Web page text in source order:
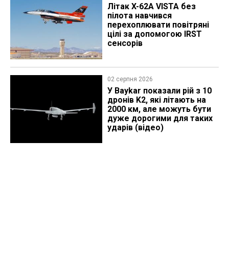
Літак X-62A VISTA без
пілота навчився
перехоплювати повітряні
цілі за допомогою IRST
сенсорів
02 серпня 2026
У Baykar показали рій з 10
дронів K2, які літають на
2000 км, але можуть бути
дуже дорогими для таких
ударів (відео)